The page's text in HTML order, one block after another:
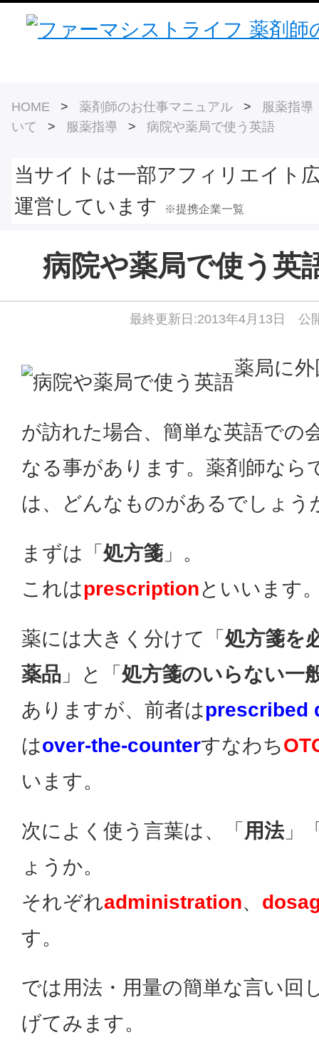
HOME > 薬剤師のお仕事マニュアル > 服薬指導
いて > 服薬指導 > 病院や薬局で使う英語
当サイトは一部アフィリエイト
運営しています
※提携企業一覧
病院や薬局で使う英
最終更新日:2013年4月13日 公
薬局に
が訪れた場合、簡単な英語での
なる事があります。薬剤師なら
は、どんなものがあるでしょう
まずは「 処方箋 」。
これはprescriptionといいます
薬には大きく分けて「 処方箋を
薬品 」と「 処方箋のいらない一
ありますが、前者はprescribed
はover-the-counterすなわち
います。
次によく使う言葉は、「 用法」
ょうか。
それぞれadministration、
す。
では用法・用量の簡単な言い回
げてみます。